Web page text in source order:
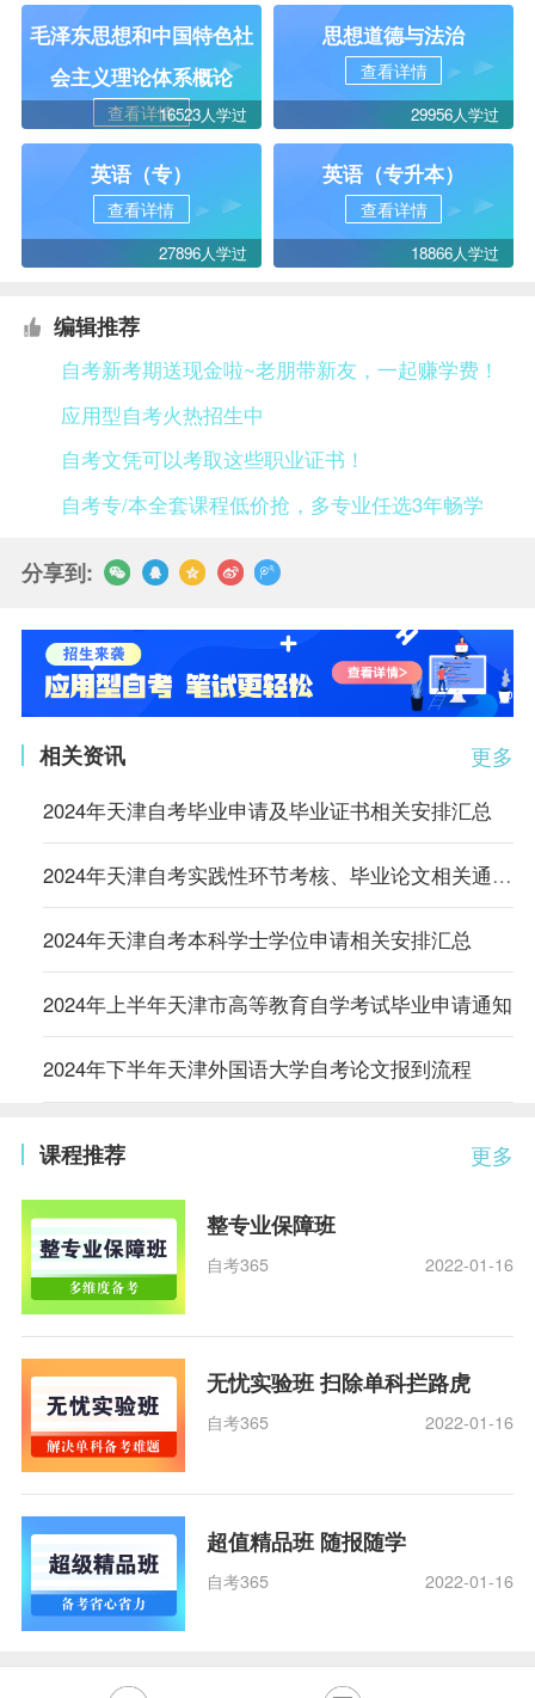
毛泽东思想和中国特色社
会主义理论体系概论
查看详情16523人学过
思想道德与法治
查看详情
29956人学过
英语（专）
查看详情
27896人学过
英语（专升本）
查看详情
18866人学过
编辑推荐
自考新考期送现金啦~老朋带新友，一起赚学费！
应用型自考火热招生中
自考文凭可以考取这些职业证书！
自考专/本全套课程低价抢，多专业任选3年畅学
分享到:
更多
相关资讯
2024年天津自考毕业申请及毕业证书相关安排汇总
2024年天津自考实践性环节考核、毕业论文相关通知汇总
2024年天津自考本科学士学位申请相关安排汇总
2024年上半年天津市高等教育自学考试毕业申请通知
2024年下半年天津外国语大学自考论文报到流程
更多
课程推荐
整专业保障班
自考365 2022-01-16
无忧实验班 扫除单科拦路虎
自考365 2022-01-16
超值精品班 随报随学
自考365 2022-01-16